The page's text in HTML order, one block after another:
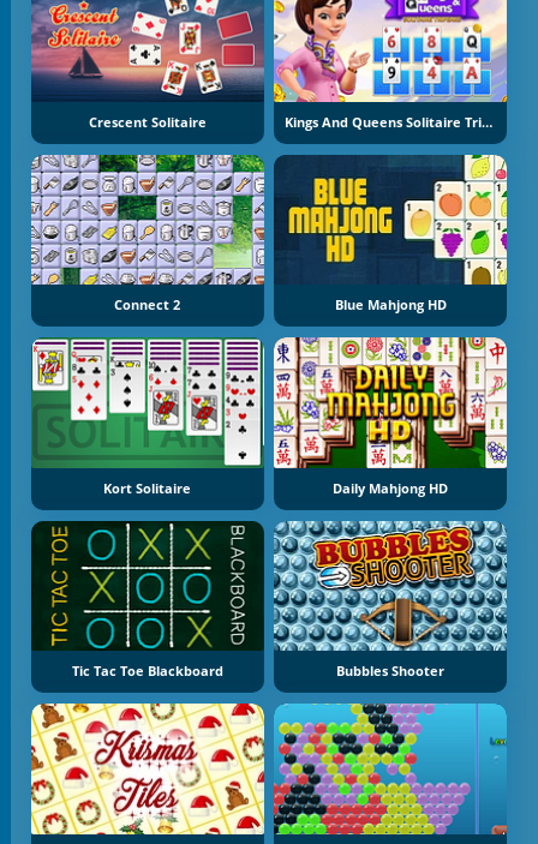
Crescent Solitaire Kings And Queens Solitaire Tripeaks
Connect 2 Blue Mahjong HD
Kort Solitaire Daily Mahjong HD
Tic Tac Toe Blackboard Bubbles Shooter